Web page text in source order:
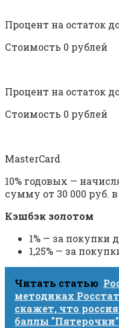
Процент на остаток
Стоимость 0 рублей
Процент на остаток до
Стоимость 0 рублей
MasterCard
10% годовых —
сумму от 30 000 руб.
Кэшбэк золотом
1% — за покупки
1,25% — за
Читать статью
методиках
скажет, что
баллы